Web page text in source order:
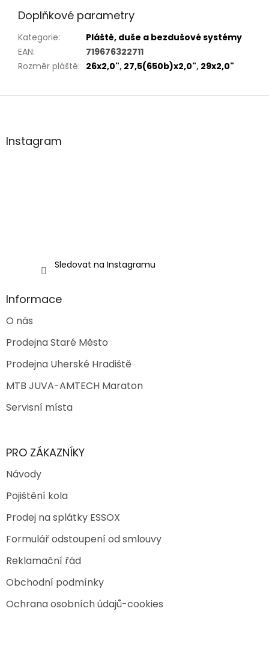
Doplňkové parametry
Kategorie:
Pláště, duše a bezdušové systémy
EAN:
719676322711
Rozměr pláště: 26x2,0", 27,5(650b)x2,0", 29x2,0"
Z
aInstagram
Sledovat na Instagramu
Informace
O nás
Prodejna Staré Město
Prodejna Uherské Hradiště
MTB JUVA-AMTECH Maraton
Servisní místa
PRO ZÁKAZNÍKY
Návody
Pojištění kola
Prodej na splátky ESSOX
Formulář odstoupení od smlouvy
Reklamační řád
Obchodní podmínky
Ochrana osobních údajů-cookies